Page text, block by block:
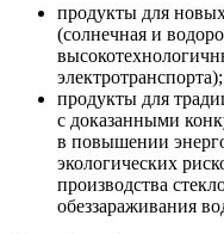
продукты для
(солнечная и
электротранспорта);
продукты для
с доказанными
в повышении
экологических
производства
обеззараживания